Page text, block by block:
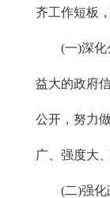
齐工作短板
(一)深化
益大的政府
公开，努力
广、强度大
(二)强